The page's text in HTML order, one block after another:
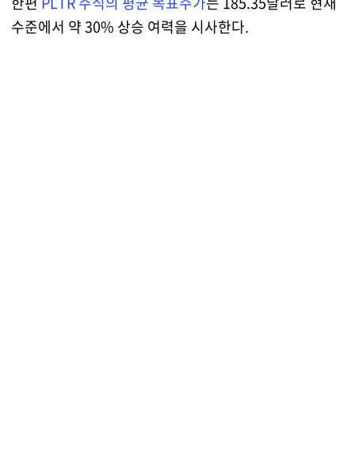
수준에서 약 30% 상승 여력을 시사한다.